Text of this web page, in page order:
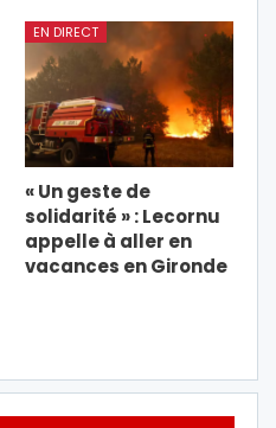
EN DIRECT
« Un geste de
solidarité » : Lecornu
appelle à aller en
vacances en Gironde